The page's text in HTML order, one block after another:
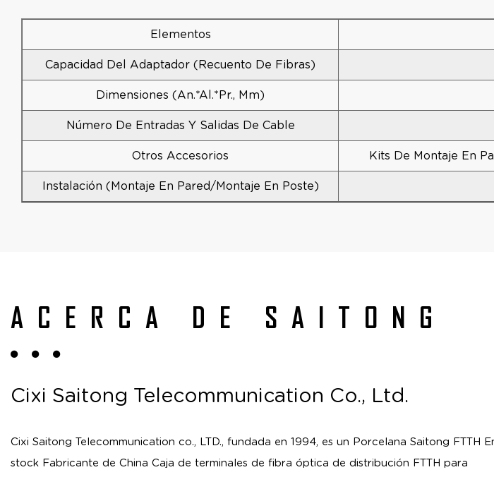
Elementos
Capacidad Del Adaptador (recuento De Fibras)
Dimensiones (An.*Al.*Pr., Mm)
Número De Entradas Y Salidas De Cable
Otros Accesorios Kits De Montaje En
Instalación (montaje En Pared/montaje En Poste)
ACERCA DE SAITONG
Cixi Saitong Telecommunication Co., Ltd.
Cixi Saitong Telecommunication co., LTD., fundada en 1994, es un Porcelana Saitong FTTH
stock Fabricante de China Caja de terminales de fibra óptica de distribución FTTH para